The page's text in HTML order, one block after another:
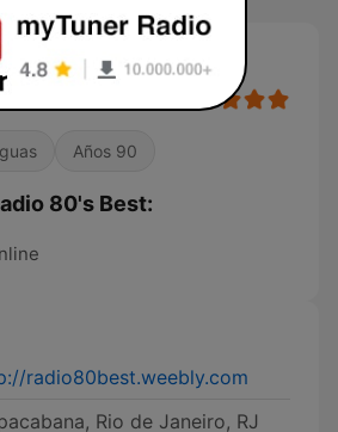
Años 90
80's Best:
radio80best.weebly.com
Rio de Janeiro, RJ